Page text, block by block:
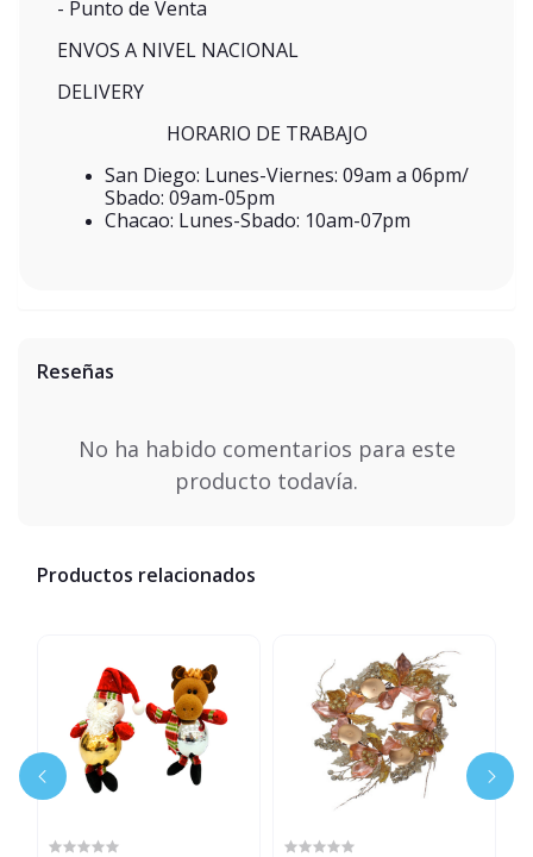
- Punto de Venta
ENVOS A NIVEL NACIONAL
DELIVERY
HORARIO DE TRABAJO
San Diego: Lunes-Viernes: 09am a 06pm/
Sbado: 09am-05pm
Chacao: Lunes-Sbado: 10am-07pm
Reseñas
No ha habido comentarios para este
producto todavía.
Productos relacionados